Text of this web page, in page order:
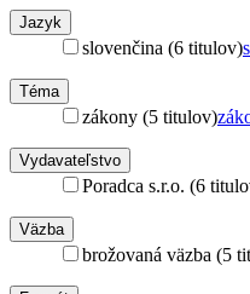
Jazyk
slovenčina (6 titulov)
Téma
zákony (5 titulov)
Vydavateľstvo
Poradca s.r.o. (6
Väzba
brožovaná väzba (5